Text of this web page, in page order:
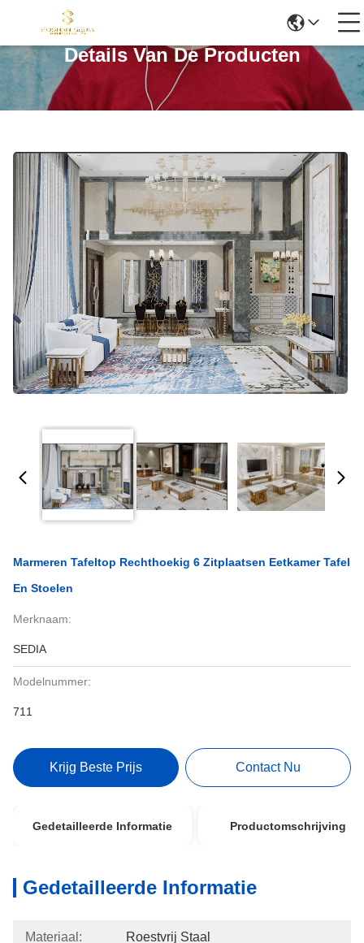
Details Van De Producten
Marmeren Tafeltop Rechthoekig 6 Zitplaatsen Eetkamer Tafel
En Stoelen
Merknaam:
SEDIA
Modelnummer:
711
Krijg Beste Prijs Contact Nu
Gedetailleerde Informatie Productomschrijving
Gedetailleerde Informatie
Materiaal: Roestvrij Staal